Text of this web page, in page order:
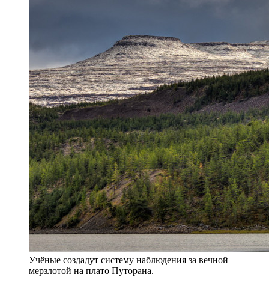
Учёные создадут систему наблюдения за вечной
мерзлотой на плато Путорана.